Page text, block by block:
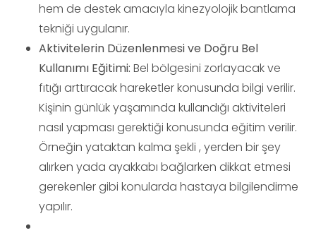
hem de destek amacıyla kinezyolojik bantlama
tekniği uygulanır.
Aktivitelerin Düzenlenmesi ve Doğru Bel
Kullanımı Eğitimi: Bel bölgesini zorlayacak ve
fıtığı arttıracak hareketler konusunda bilgi verilir.
Kişinin günlük yaşamında kullandığı aktiviteleri
nasıl yapması gerektiği konusunda eğitim verilir.
Örneğin yataktan kalma şekli , yerden bir şey
alırken yada ayakkabı bağlarken dikkat etmesi
gerekenler gibi konularda hastaya bilgilendirme
yapılır.